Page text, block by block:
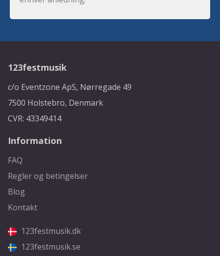
123festmusik
c/o Eventzone ApS, Nørregade 49
7500 Holstebro, Denmark
CVR: 43349414
Information
FAQ
Regler og betingelser
Blog
Kontakt
123festmusik.dk
123festmusik.se